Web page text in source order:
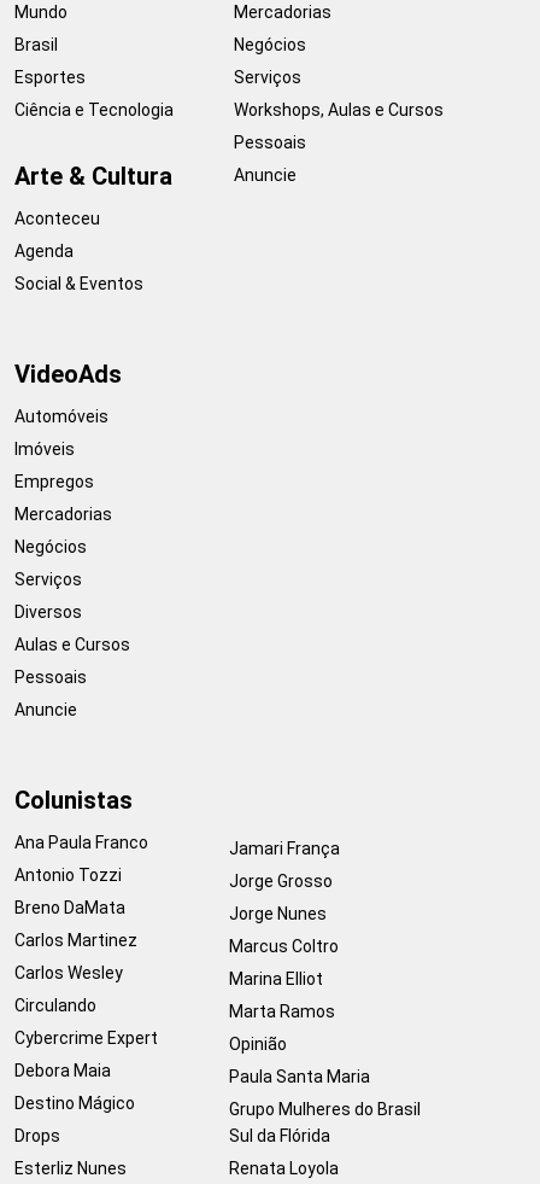
Mundo
Brasil
Esportes
Ciência e Tecnologia
Arte & Cultura
Aconteceu
Agenda
Social & Eventos
Mercadorias
Negócios
Serviços
Workshops, Aulas e Cursos
Pessoais
Anuncie
VideoAds
Automóveis
Imóveis
Empregos
Mercadorias
Negócios
Serviços
Diversos
Aulas e Cursos
Pessoais
Anuncie
Colunistas
Ana Paula Franco
Antonio Tozzi
Breno DaMata
Carlos Martinez
Carlos Wesley
Circulando
Cybercrime Expert
Debora Maia
Destino Mágico
Drops
Esterliz Nunes
Jamari França
Jorge Grosso
Jorge Nunes
Marcus Coltro
Marina Elliot
Marta Ramos
Opinião
Paula Santa Maria
Grupo Mulheres do Brasil
Sul da Flórida
Renata Loyola